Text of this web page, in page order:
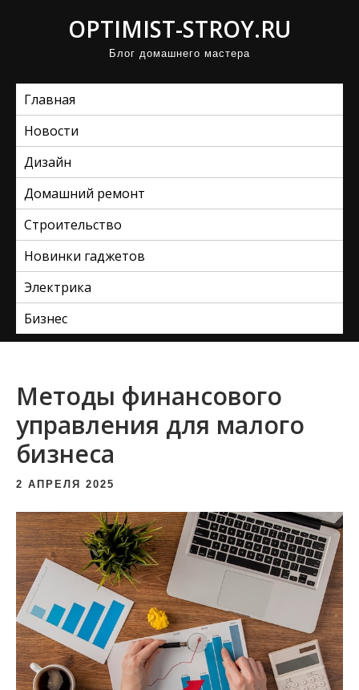
OPTIMIST-STROY.RU
Блог домашнего мастера
Главная
Новости
Дизайн
Домашний ремонт
Строительство
Новинки гаджетов
Электрика
Бизнес
Методы финансового
управления для малого
бизнеса
2 АПРЕЛЯ 2025